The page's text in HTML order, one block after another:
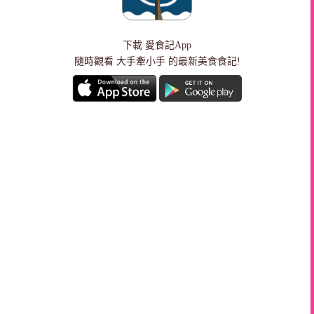
下載 愛食記App
隨時觀看 大手牽小手 的最新美食食記!